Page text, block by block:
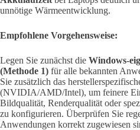
unnötige Wärmeentwicklung.
Empfohlene Vorgehensweise:
Legen Sie zunächst die Windows-
(Methode 1) für alle bekannten
Sie zusätzlich das
(NVIDIA/AMD/Intel), um feinere
Bildqualität, Renderqualität oder
zu konfigurieren. Überprüfen Sie
Anwendungen korrekt zugewiesen